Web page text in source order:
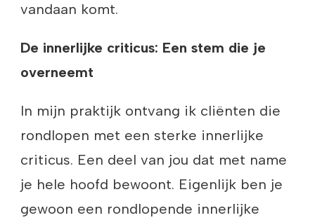
vandaan komt.
De innerlijke criticus: Een stem die je
overneemt
In mijn praktijk ontvang ik cliënten die
rondlopen met een sterke innerlijke
criticus. Een deel van jou dat met name
je hele hoofd bewoont. Eigenlijk ben je
gewoon een rondlopende innerlijke